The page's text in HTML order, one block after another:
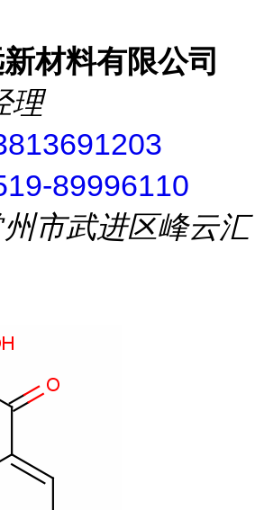
材料有限公司
理
89996110
市武进区峰云汇